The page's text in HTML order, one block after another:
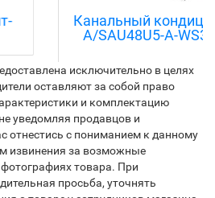
Energolux SAD48D5-
с зимним комплектом
исключительно в целях
оставляют за собой право
и комплектацию
уведомляя продавцов и
отнестись с пониманием к данному
извинения за возможные
товара. При
просьба, уточнять